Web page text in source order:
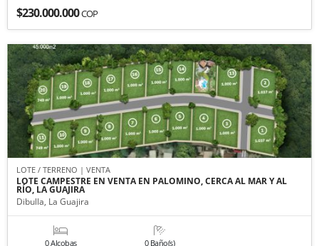
$230.000.000COP
LOTE / TERRENO | VENTA
LOTE CAMPESTRE EN VENTA EN PALOMINO, CERCA AL MAR Y AL
RÍO, LA GUAJIRA
Dibulla, La Guajira
0 Alcobas 0 Baño(s)